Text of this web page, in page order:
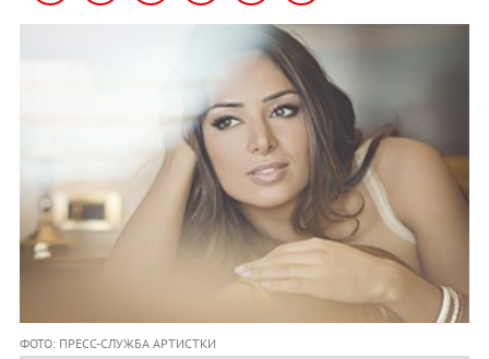
ФОТО: ПРЕСС-СЛУЖБА АРТИСТКИ